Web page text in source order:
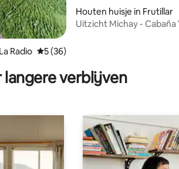
Radio Gemiddelde beoordeling van 5 op
5 (36)
Houten huisje in Frutillar
Uitzicht Michay - Cabaña
verblijven